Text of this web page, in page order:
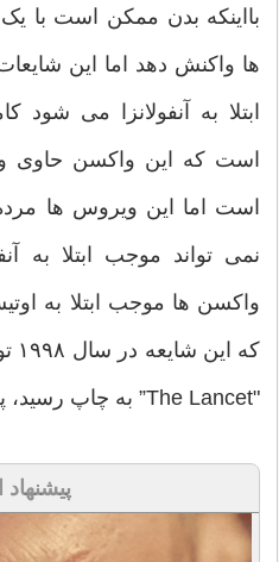
بااینکه بدن ممکن است با
ها واکنش دهد اما این
ابتلا به آنفولانزا می
است که این واکسن حاوی
است اما این ویروس ها
نمی تواند موجب ابتلا به
واکسن ها موجب ابتلا به
"The Lancet” به چاپ رسید، پخش شد.
پیشنهاد